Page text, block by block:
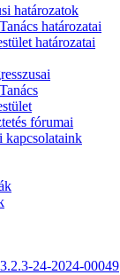
határozatok
határozatai
határozatai
fórumai
kapcsolataink
24-2024-00049